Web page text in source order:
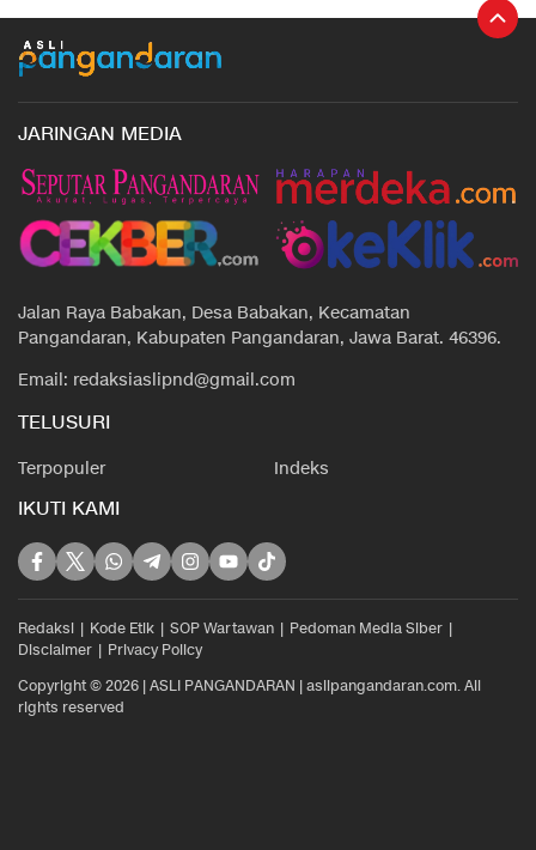
JARINGAN MEDIA
Jalan Raya Babakan, Desa Babakan, Kecamatan
Pangandaran, Kabupaten Pangandaran, Jawa Barat. 46396.
Email: redaksiaslipnd@gmail.com
TELUSURI
Terpopuler Indeks
IKUTI KAMI
Redaksi Kode Etik SOP Wartawan
Pedoman Media Siber
Disclaimer
Privacy Policy
Copyright © 2026 | ASLI PANGANDARAN | aslipangandaran.com. All
rights reserved